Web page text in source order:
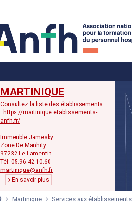
MARTINIQUE
Consultez la liste des établissements
: https://martinique.etablissements-
anfh.fr/
Immeuble Jamesby
Zone De Manhity
97232 Le Lamentin
Tél: 05.96.42.10.60
martinique@anfh.fr
En savoir plus
Martinique Services aux établissements